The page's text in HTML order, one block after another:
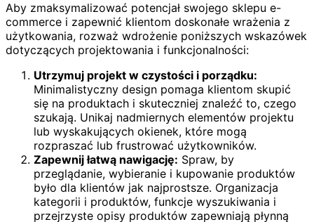
Aby zmaksymalizować potencjał swojego sklepu e-
commerce i zapewnić klientom doskonałe wrażenia z
użytkowania, rozważ wdrożenie poniższych wskazówek
dotyczących projektowania i funkcjonalności:
Utrzymuj projekt w czystości i porządku:
Minimalistyczny design pomaga klientom skupić
się na produktach i skuteczniej znaleźć to, czego
szukają. Unikaj nadmiernych elementów projektu
lub wyskakujących okienek, które mogą
rozpraszać lub frustrować użytkowników.
Zapewnij łatwą nawigację: Spraw, by
przeglądanie, wybieranie i kupowanie produktów
było dla klientów jak najprostsze. Organizacja
kategorii i produktów, funkcje wyszukiwania i
przejrzyste opisy produktów zapewniają płynną